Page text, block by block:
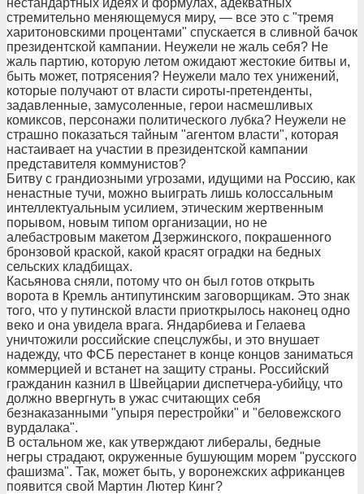
нестандартных идеях и формулах, адекватных
стремительно меняющемуся миру, — все это с "тремя
харитоновскими процентами" спускается в сливной бачок
президентской кампании. Неужели не жаль себя? Не
жаль партию, которую летом ожидают жестокие битвы и,
быть может, потрясения? Неужели мало тех унижений,
которые получают от власти сироты-претенденты,
задавленные, замусоленные, герои насмешливых
комиксов, персонажи политического лубка? Неужели не
страшно показаться тайным "агентом власти", которая
настаивает на участии в президентской кампании
представителя коммунистов?
Битву с грандиозными угрозами, идущими на Россию, как
ненастные тучи, можно выиграть лишь колоссальным
интеллектуальным усилием, этическим жертвенным
порывом, новым типом организации, но не
алебастровым макетом Дзержинского, покрашенного
бронзовой краской, какой красят оградки на бедных
сельских кладбищах.
Касьянова сняли, потому что он был готов открыть
ворота в Кремль антипутинским заговорщикам. Это знак
того, что у путинской власти приоткрылось наконец одно
веко и она увидела врага. Яндарбиева и Гелаева
уничтожили российские спецслужбы, и это внушает
надежду, что ФСБ перестанет в конце концов заниматься
коммерцией и встанет на защиту страны. Российский
гражданин казнил в Швейцарии диспетчера-убийцу, что
должно ввергнуть в ужас считающих себя
безнаказанными "упыря перестройки" и "беловежского
вурдалака".
В остальном же, как утверждают либералы, бедные
негры страдают, окруженные бушующим морем "русского
фашизма". Так, может быть, у воронежских африканцев
появится свой Мартин Лютер Кинг?